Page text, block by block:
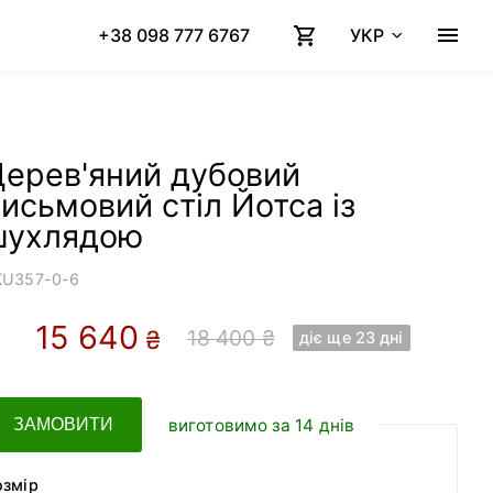
+38 098 777 6767 УКР
дубовий
стіл Йотса із
357-0-6
15 640 ₴ 18 400 ₴ діє ще 23 днi
ЗАМОВИТИ виготовимо за 14 днів